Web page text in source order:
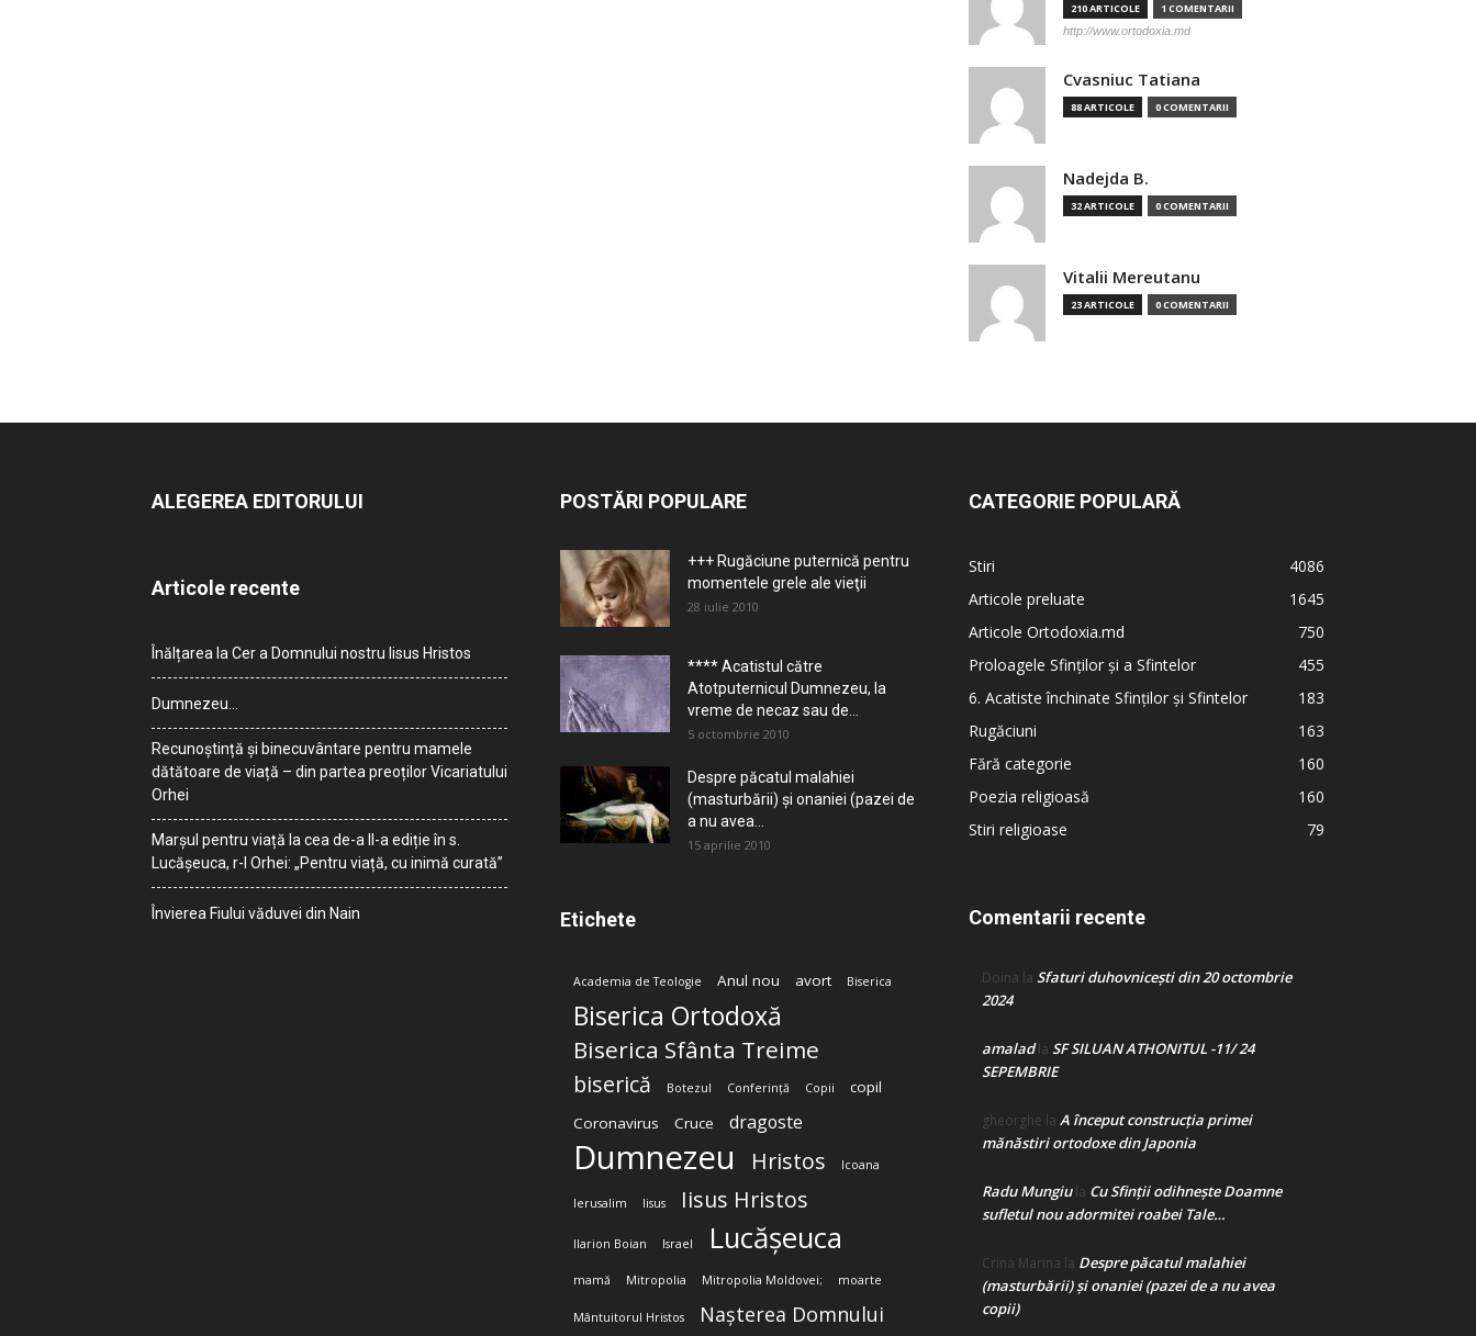
210 ARTICOLE 1 COMENTARII
http://www.ortodoxia.md
Cvasniuc Tatiana
88 ARTICOLE 0 COMENTARII
Nadejda B.
32 ARTICOLE 0 COMENTARII
Vitalii Mereutanu
23 ARTICOLE 0 COMENTARII
ALEGEREA EDITORULUI
Articole recente
Înălțarea la Cer a Domnului nostru Iisus Hristos
Dumnezeu…
Recunoștință și binecuvântare pentru mamele
dătătoare de viață – din partea preoților Vicariatului
Orhei
Marșul pentru viață la cea de-a II-a ediție în s.
Lucășeuca, r-l Orhei: „Pentru viață, cu inimă curată”
Învierea Fiului văduvei din Nain
POSTĂRI POPULARE
+++ Rugăciune puternică pentru
momentele grele ale vieţii
28 iulie 2010
**** Acatistul către
Atotputernicul Dumnezeu, la
vreme de necaz sau de...
5 octombrie 2010
Despre păcatul malahiei
(masturbării) şi onaniei (pazei de
a nu avea...
15 aprilie 2010
Etichete
Academia de Teologie Anul nou avort Biserica
Biserica Ortodoxă
Biserica Sfânta Treime
biserică Botezul Conferință Copii
copil
Coronavirus
Cruce dragoste
Dumnezeu Hristos Icoana
Ierusalim Iisus Iisus Hristos
Ilarion Boian Israel Lucășeuca
mamă Mitropolia Mitropolia Moldovei; moarte
Mântuitorul Hristos Nașterea Domnului
CATEGORIE POPULARĂ
Stiri
4086
Articole preluate
1645
Articole Ortodoxia.md
750
Proloagele Sfinților și a Sfintelor
455
6. Acatiste închinate Sfinților și Sfintelor
183
Rugăciuni
163
Fără categorie
160
Poezia religioasă
160
Stiri religioase
79
Comentarii recente
Doina la Sfaturi duhovnicești din 20 octombrie
2024
amaladla SF SILUAN ATHONITUL -11/ 24
SEPEMBRIE
gheorghe la A început construcţia primei
mănăstiri ortodoxe din Japonia
Radu Mungiula Cu Sfinții odihnește Doamne
sufletul nou adormitei roabei Tale…
Crina Marina la Despre păcatul malahiei
(masturbării) şi onaniei (pazei de a nu avea
copii)